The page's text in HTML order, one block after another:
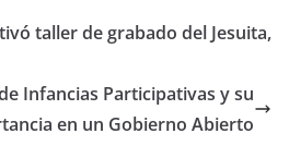
taller de grabado del Jesuita,
Infancias Participativas y su
en un Gobierno Abierto